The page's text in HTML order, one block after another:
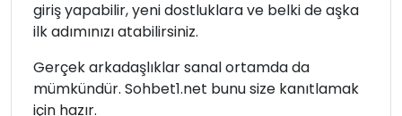
giriş yapabilir, yeni dostluklara ve belki de aşka
ilk adımınızı atabilirsiniz.
Gerçek arkadaşlıklar sanal ortamda da
mümkündür. Sohbet1.net bunu size kanıtlamak
için hazır.